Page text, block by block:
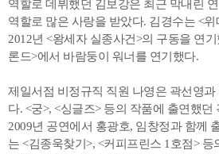
역할로 데뷔했던 김보강은 최근 막내린
역할로 많은 사랑을 받았다. 김경수는 <
2012년 <왕세자 실종사건>의 구동을 연
론드>에서 바람둥이 워너를 연기했다.
제일서점 비정규직 직원 나영은 곽선영
다. <궁>, <싱글즈> 등의 작품에 출연했던
2009년 공연에서 홍광호, 임창정과 함께
는 <김종욱찾기>, <커피프린스 1호점> 등